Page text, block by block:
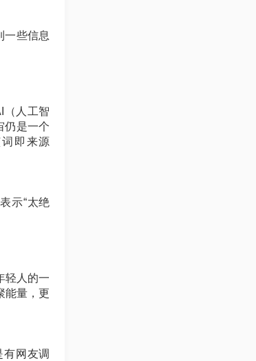
一些信息
（人工智
仍是一个
即来源
示“太绝
轻人的一
能量，更
网友调